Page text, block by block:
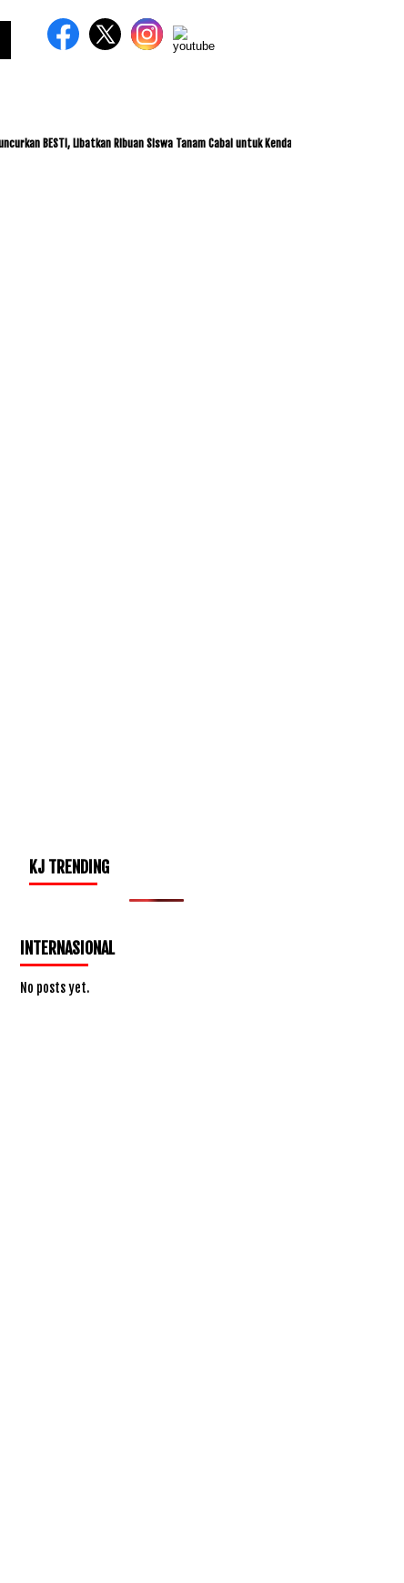
BESTI, Libatkan Ribuan Siswa Tanam Cabai untuk Kendalikan Inflasi
KJ TRENDING
INTERNASIONAL
No posts yet.